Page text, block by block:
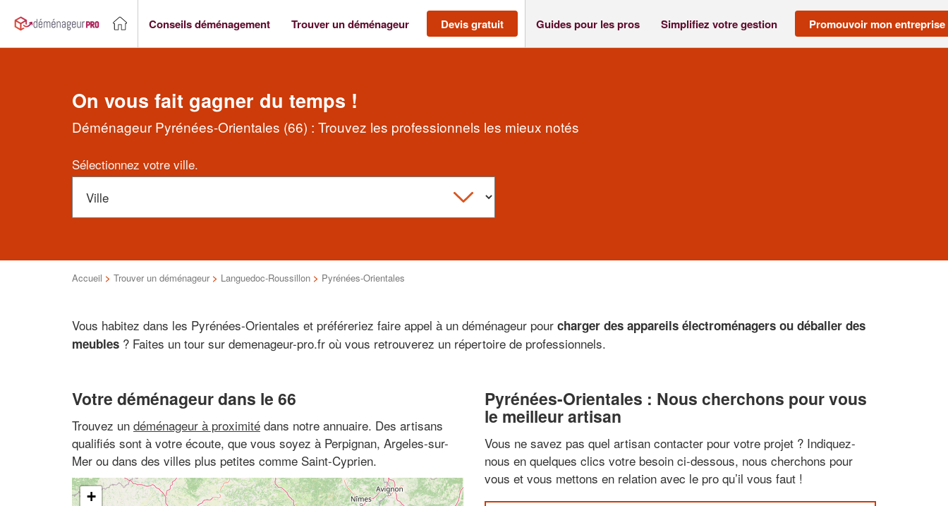
Conseils déménagement Trouver un déménageur Devis gratuit Guides pour les pros Simplifiez votre gestion Promouvoir mon entreprise
On vous fait gagner du temps !
Déménageur Pyrénées-Orientales (66) : Trouvez les professionnels les mieux notés
Sélectionnez votre ville.
Accueil > Trouver un déménageur > Languedoc-Roussillon > Pyrénées-Orientales
Vous habitez dans les Pyrénées-Orientales et préféreriez faire appel à un déménageur pour charger des appareils électroménagers ou déballer des
meubles ? Faites un tour sur demenageur-pro.fr où vous retrouverez un répertoire de professionnels.
Votre déménageur dans le 66
Trouvez un déménageur à proximité dans notre annuaire. Des artisans
qualifiés sont à votre écoute, que vous soyez à Perpignan, Argeles-sur-
Mer ou dans des villes plus petites comme Saint-Cyprien.
+
Pyrénées-Orientales : Nous cherchons pour vous
le meilleur artisan
Vous ne savez pas quel artisan contacter pour votre projet ? Indiquez-
nous en quelques clics votre besoin ci-dessous, nous cherchons pour
vous et vous mettons en relation avec le pro qu’il vous faut !